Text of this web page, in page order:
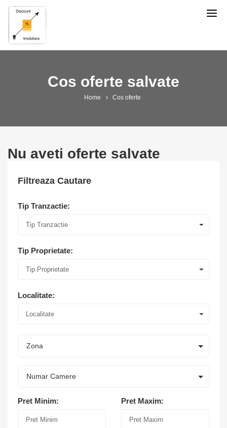
Discount
Imobiliare
Cos oferte salvate
Home Cos oferte
Nu aveti oferte salvate
Filtreaza Cautare
Tip Tranzactie:
Tip Tranzactie
Tip Proprietate:
Tip Proprietate
Localitate:
Localitate
Zona
Numar Camere
Pret Minim: Pret Maxim: